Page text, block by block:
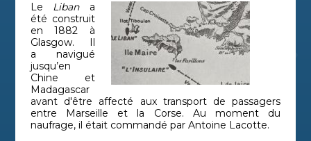
Le Libana
été construit
en 1882 à
Glasgow. Il
a navigué
jusqu’en
Chine et
Madagascar
avant d'être affecté aux transport de passagers
entre Marseille et la Corse. Au moment du
naufrage, il était commandé par Antoine Lacotte.